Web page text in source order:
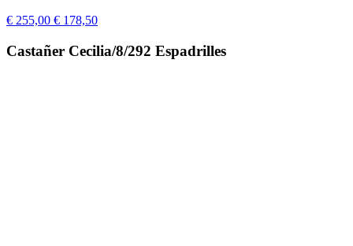
€ 255,00 € 178,50
Castañer Cecilia/8/292 Espadrilles